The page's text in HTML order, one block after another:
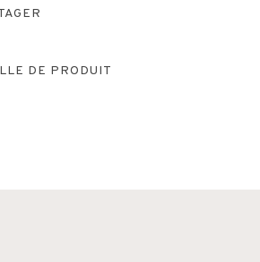
DE PRODUIT